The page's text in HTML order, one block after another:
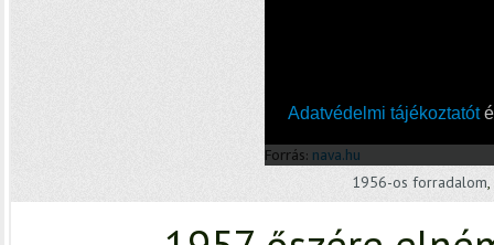
1956-os forradalom,